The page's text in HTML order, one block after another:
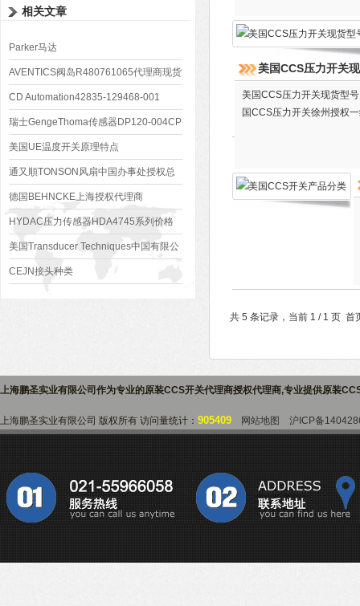
相关文章
Parker马达
M5BF0451N03B1M0000052
AVENTICS阀岛R480761065代理商现货
报价
CD Automation42835-129468-001
瑞士GengeThoma传感器DP120-004CP
订货价格好
美国UE温度开关原理特点
通又順TONSON风扇中国办事处授权总
代理
德国BEHNCKE上海授权代理商
HYDAC压力传感器HDA4745系列价格
好
美国Transducer Techniques中国有限公
司
CEJN接头种类
美国CCS压力开关
美国CCS压力开关现货型
国CCS压力开关徐州授权
共 5 条记录，当前 1 / 1 页
上海鹏圣实业有限公司作为专业的原装CCS开关代理商授权代理商,专业提供原装
上海鹏圣实业有限公司 版权所有 访问量统计： 905409 网站地图 沪ICP备